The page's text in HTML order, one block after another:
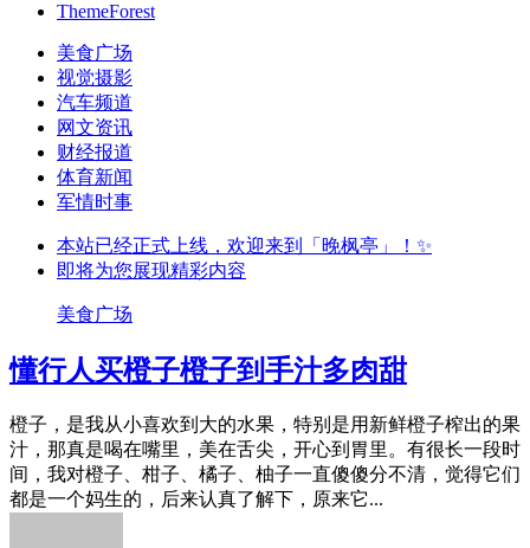
ThemeForest
美食广场
视觉摄影
汽车频道
网文资讯
财经报道
体育新闻
军情时事
本站已经正式上线，欢迎来到「晚枫亭」！✨
即将为您展现精彩内容
美食广场
懂行人买橙子橙子到手汁多肉甜
橙子，是我从小喜欢到大的水果，特别是用新鲜橙子榨出的果
汁，那真是喝在嘴里，美在舌尖，开心到胃里。有很长一段时
间，我对橙子、柑子、橘子、柚子一直傻傻分不清，觉得它们
都是一个妈生的，后来认真了解下，原来它...